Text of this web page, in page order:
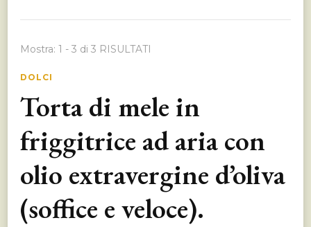
Mostra: 1 - 3 di 3 RISULTATI
DOLCI
Torta di mele in
friggitrice ad aria con
olio extravergine d’oliva
(soffice e veloce).